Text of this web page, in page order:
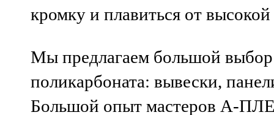
кромку и плавиться от
Мы предлагаем большой выбор
поликарбоната: вывески,
Большой опыт мастеров А-